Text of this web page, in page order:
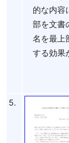
的な内容
部を文書
名を最上
する効果
5.